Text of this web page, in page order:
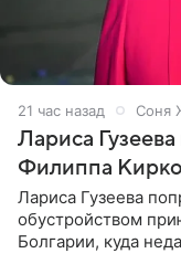
21 час назад Соня
Лариса
Филиппа
Лариса Гузеева
обустройством
Болгарии, куда